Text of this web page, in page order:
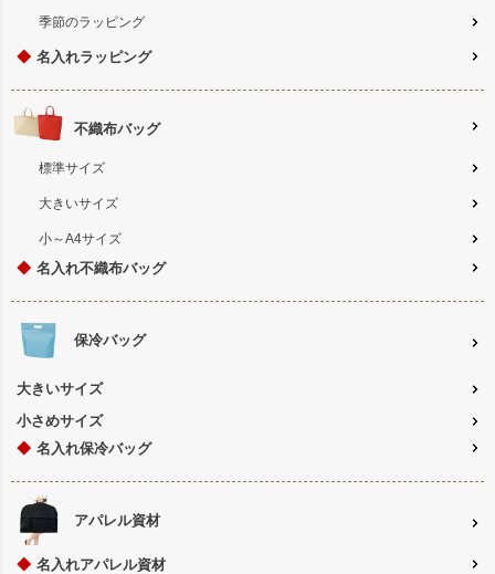
季節のラッピング
◆ 名入れラッピング
不織布バッグ
標準サイズ
大きいサイズ
小～A4サイズ
◆ 名入れ不織布バッグ
保冷バッグ
大きいサイズ
小さめサイズ
◆ 名入れ保冷バッグ
アパレル資材
◆ 名入れアパレル資材